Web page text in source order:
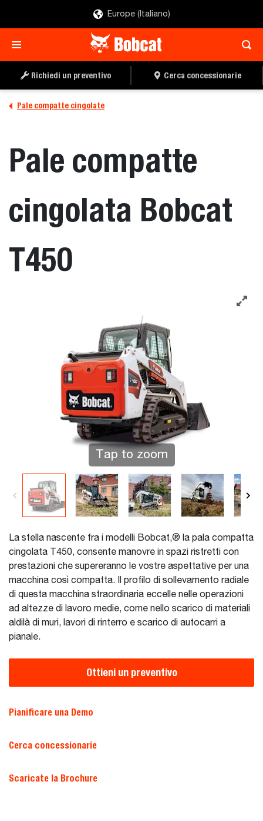
Europe (Italiano)
Richiedi un preventivo Cerca concessionarie
Pale compatte cingolate
Pale compatte
cingolata Bobcat
T450
Tap to zoom
La stella nascente fra i modelli Bobcat,® la pala compatta
cingolata T450, consente manovre in spazi ristretti con
prestazioni che supereranno le vostre aspettative per una
macchina così compatta. Il profilo di sollevamento radiale
di questa macchina straordinaria eccelle nelle operazioni
ad altezze di lavoro medie, come nello scarico di materiali
aldilà di muri, lavori di rinterro e scarico di autocarri a
pianale.
Ottieni un preventivo
Pianificare una Demo
Cerca concessionarie
Scaricate la Brochure
RICHIEDI PREVENTIVO
CERCA